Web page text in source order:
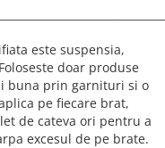
este suspensia,
doar produse
buna prin garnituri si o
pe fiecare brat,
de cateva ori pentru a
excesul de pe brate.